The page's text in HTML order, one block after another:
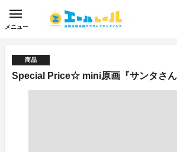
メニュー
商品
Special Price☆ mini原画『サンタさん